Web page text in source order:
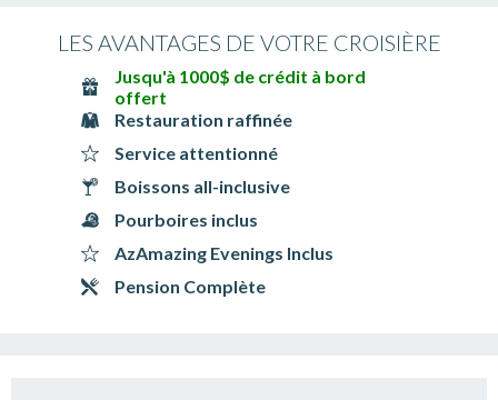
LES AVANTAGES DE VOTRE CROISIÈRE
Jusqu'à 1000$ de crédit à bord
offert
Restauration raffinée
Service attentionné
Boissons all-inclusive
Pourboires inclus
AzAmazing Evenings Inclus
Pension Complète